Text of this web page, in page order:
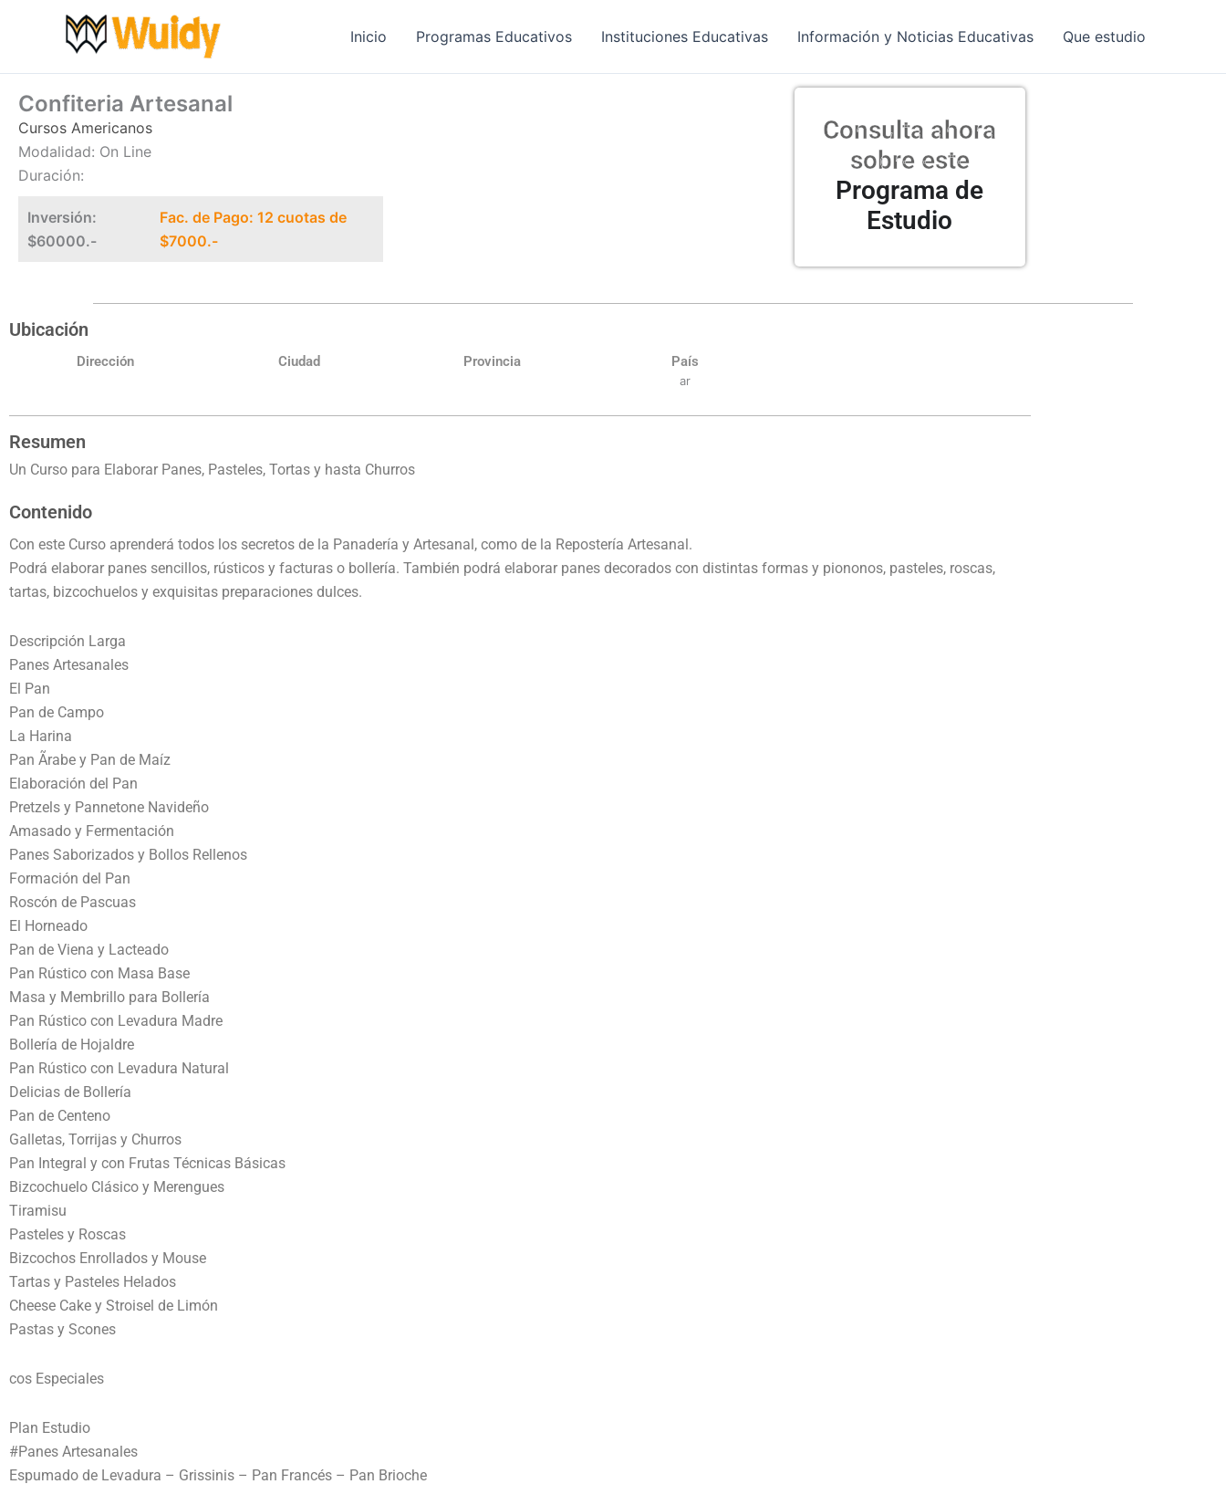
Inicio Programas Educativos Instituciones Educativas Información y Noticias Educativas Que estudio
Confiteria Artesanal
Cursos Americanos
Modalidad: On Line
Duración:
Inversión:
$60000.-
Fac. de Pago: 12 cuotas de
$7000.-
Consulta ahora
sobre este
Programa de
Estudio
Ubicación
Dirección Ciudad Provincia País
ar
Resumen
Un Curso para Elaborar Panes, Pasteles, Tortas y hasta Churros
Contenido
Con este Curso aprenderá todos los secretos de la Panadería y Artesanal, como de la Repostería Artesanal.
Podrá elaborar panes sencillos, rústicos y facturas o bollería. También podrá elaborar panes decorados con distintas formas y piononos, pasteles, roscas,
tartas, bizcochuelos y exquisitas preparaciones dulces.
Descripción Larga
Panes Artesanales
El Pan
Pan de Campo
La Harina
Pan Ãrabe y Pan de Maíz
Elaboración del Pan
Pretzels y Pannetone Navideño
Amasado y Fermentación
Panes Saborizados y Bollos Rellenos
Formación del Pan
Roscón de Pascuas
El Horneado
Pan de Viena y Lacteado
Pan Rústico con Masa Base
Masa y Membrillo para Bollería
Pan Rústico con Levadura Madre
Bollería de Hojaldre
Pan Rústico con Levadura Natural
Delicias de Bollería
Pan de Centeno
Galletas, Torrijas y Churros
Pan Integral y con Frutas Técnicas Básicas
Bizcochuelo Clásico y Merengues
Tiramisu
Pasteles y Roscas
Bizcochos Enrollados y Mouse
Tartas y Pasteles Helados
Cheese Cake y Stroisel de Limón
Pastas y Scones
cos Especiales
Plan Estudio
#Panes Artesanales
Espumado de Levadura – Grissinis – Pan Francés – Pan Brioche